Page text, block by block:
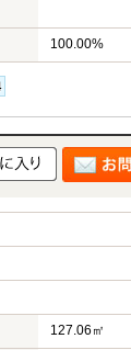
100.00%
127.06㎡